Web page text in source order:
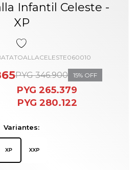
Infantil Celeste -
XP
PYG 346.900 15
PYG 265.379
PYG 280.122
Variantes: